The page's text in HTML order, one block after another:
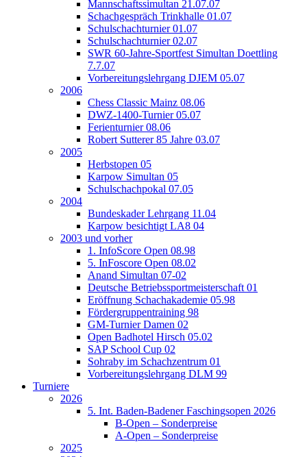
Mannschaftssimultan 21.07.07
Schachgespräch Trinkhalle 01.07
Schulschachturnier 01.07
Schulschachturnier 02.07
SWR 60-Jahre-Sportfest Simultan Doettling
7.7.07
Vorbereitungslehrgang DJEM 05.07
2006
Chess Classic Mainz 08.06
DWZ-1400-Turnier 05.07
Ferienturnier 08.06
Robert Sutterer 85 Jahre 03.07
2005
Herbstopen 05
Karpow Simultan 05
Schulschachpokal 07.05
2004
Bundeskader Lehrgang 11.04
Karpow besichtigt LA8 04
2003 und vorher
1. InfoScore Open 08.98
5. InFoscore Open 08.02
Anand Simultan 07-02
Deutsche Betriebssportmeisterschaft 01
Eröffnung Schachakademie 05.98
Fördergruppentraining 98
GM-Turnier Damen 02
Open Badhotel Hirsch 05.02
SAP School Cup 02
Sohraby im Schachzentrum 01
Vorbereitungslehrgang DLM 99
Turniere
2026
5. Int. Baden-Badener Faschingsopen 2026
B-Open – Sonderpreise
A-Open – Sonderpreise
2025